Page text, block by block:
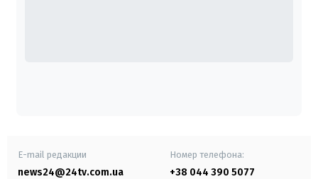
E-mail редакции
news24@24tv.com.ua
Номер телефона:
+38 044 390 5077